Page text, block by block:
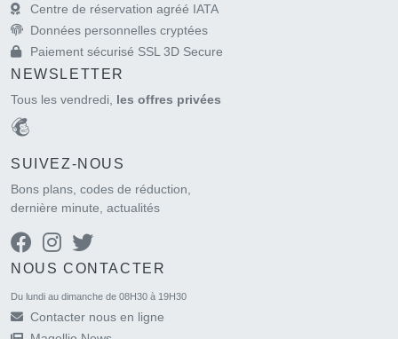
Centre de réservation agréé IATA
Données personnelles cryptées
Paiement sécurisé SSL 3D Secure
NEWSLETTER
Tous les vendredi, les offres privées
SUIVEZ-NOUS
Bons plans, codes de réduction,
dernière minute, actualités
NOUS CONTACTER
Du lundi au dimanche de 08H30 à 19H30
Contacter nous en ligne